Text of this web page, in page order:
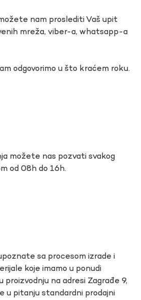
nam proslediti Vaš upit
mreža, viber-a, whatsapp-a
odgovorimo u što kraćem roku.
možete nas pozvati svakog
od 08h do 16h.
sa procesom izrade i
koje imamo u ponudi
na adresi Zagrađe 9,
u pitanju standardni prodajni